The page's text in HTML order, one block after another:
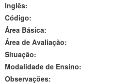
Inglês:
Código:
Área Básica:
Área de Avaliação:
Situação:
Modalidade de Ensino:
Observações: